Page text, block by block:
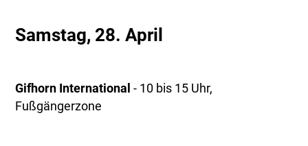
Samstag, 28. April
Gifhorn International - 10 bis 15 Uhr,
Fußgängerzone